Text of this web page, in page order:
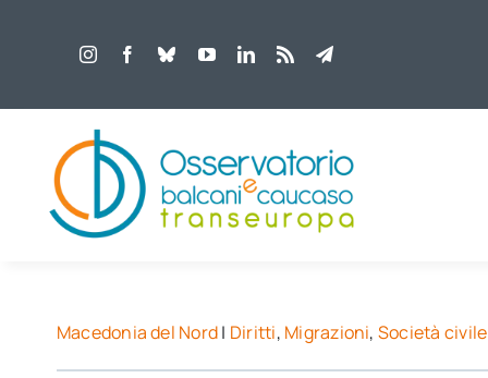
Macedonia del Nord| Diritti, Migrazioni, Società civile